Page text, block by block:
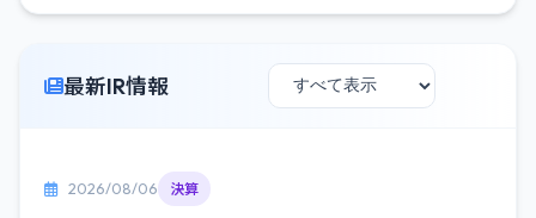
最新IR情報
2026/08/06 決算